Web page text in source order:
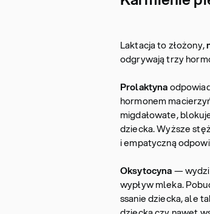
Laktacja to złożony,
odgrywają trzy
Prolaktyna
hormonem
migdałowate,
dziecka. Wyższe
i empatyczną
Oksytocyna—
wypływ mleka.
ssanie dziecka, ale